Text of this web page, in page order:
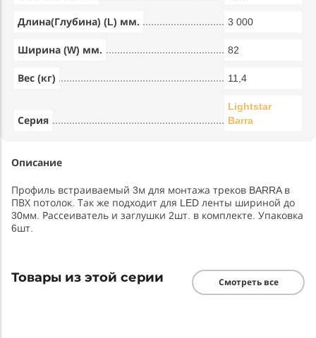
Длина(Глубина) (L) мм. 3 000
Ширина (W) мм. 82
Вес (кг) 11,4
Серия
Lightstar
Barra
Описание
Профиль встраиваемый 3м для монтажа треков BARRA в
ПВХ потолок. Так же подходит для LED ленты шириной до
30мм. Рассеиватель и заглушки 2шт. в комплекте. Упаковка
6шт.
Товары из этой серии Смотреть все